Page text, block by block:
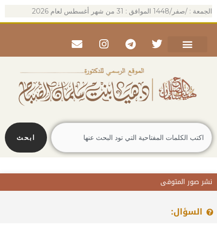
الجمعة : /صفر/1448 الموافق : 31 من شهر أغسطس لعام 2026
Twitter
Telegram
Instagram
Envelope
Search
ابحث
نشر صور المتوفى
السؤال: